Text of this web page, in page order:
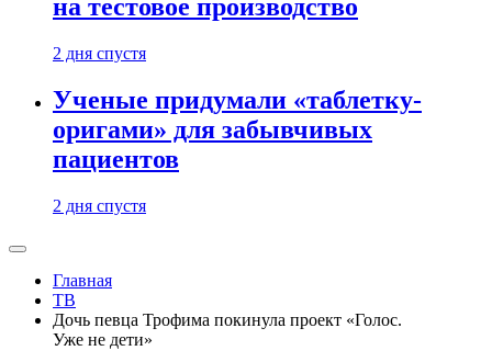
на тестовое производство
2 дня спустя
Ученые придумали «таблетку-
оригами» для забывчивых
пациентов
2 дня спустя
Главная
ТВ
Дочь певца Трофима покинула проект «Голос.
Уже не дети»